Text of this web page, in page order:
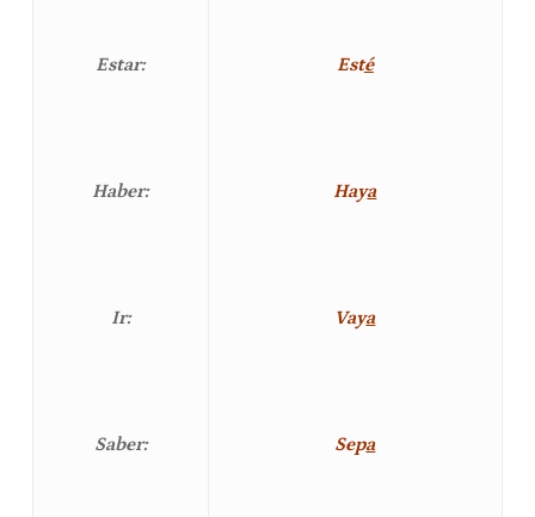
Estar:
Haber:
Ir:
Saber:
Esté
Haya
Vaya
Sepa